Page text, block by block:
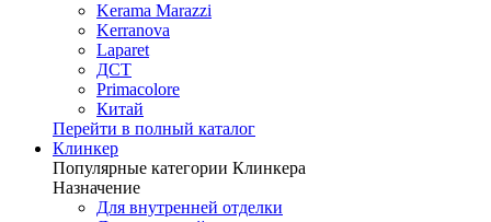
Kerama Marazzi
Kerranova
Laparet
ДСТ
Primacolore
Китай
Перейти в полный каталог
Клинкер
Популярные категории Клинкера
Назначение
Для внутренней отделки